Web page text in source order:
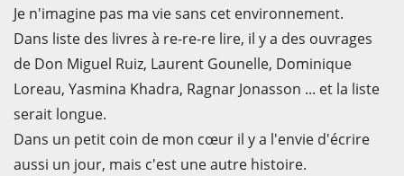
Je n'imagine pas ma vie sans cet environnement.
Dans liste des livres à re-re-re lire, il y a des ouvrages
de Don Miguel Ruiz, Laurent Gounelle, Dominique
Loreau, Yasmina Khadra, Ragnar Jonasson ... et la liste
serait longue.
Dans un petit coin de mon cœur il y a l'envie d'écrire
aussi un jour, mais c'est une autre histoire.